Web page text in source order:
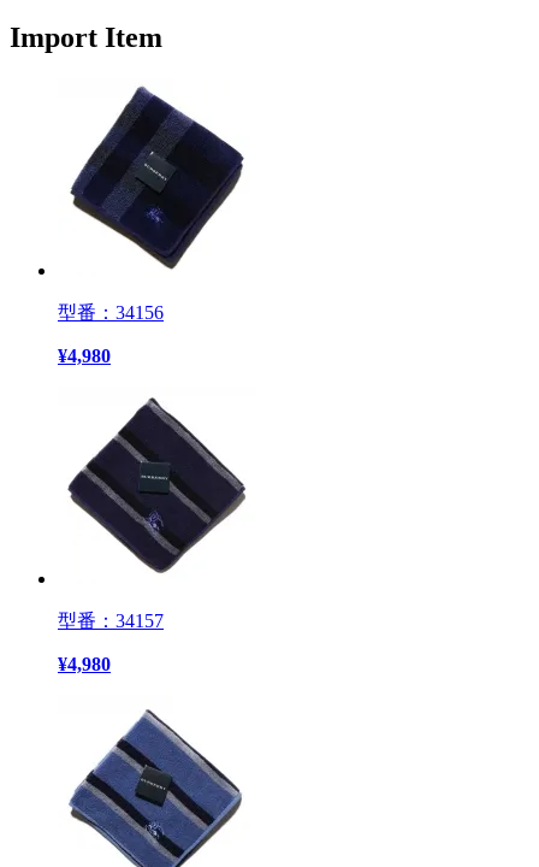
Import Item
型番：34156
¥4,980
型番：34157
¥4,980